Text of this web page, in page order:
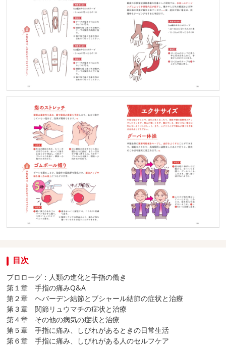
目次
プロローグ：人類の進化と手指の働き
第１章 手指の痛みQ&A
第２章 ヘバーデン結節とブシャール結節の症状と治療
第３章 関節リュウマチの症状と治療
第４章 その他の病気の症状と治療
第５章 手指に痛み、しびれがあるときの日常生活
第６章 手指に痛み、しびれがある人のセルフケア